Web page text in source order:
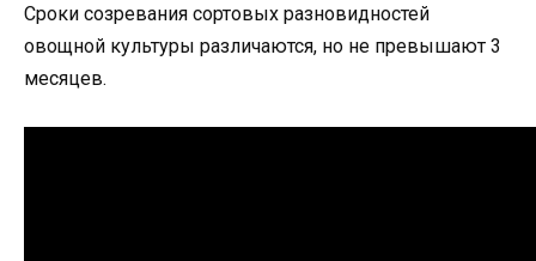
Сроки созревания сортовых разновидностей
овощной культуры различаются, но не превышают 3
месяцев.